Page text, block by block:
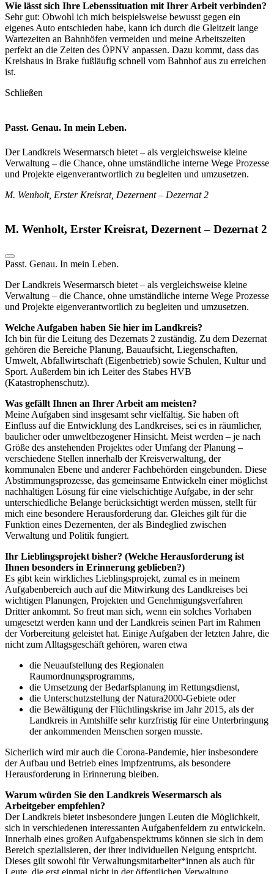
Wie lässt sich Ihre Lebenssituation mit Ihrer Arbeit verbinden?
Sehr gut: Obwohl ich mich beispielsweise bewusst gegen ein
eigenes Auto entschieden habe, kann ich durch die Gleitzeit lange
Wartezeiten an Bahnhöfen vermeiden und meine Arbeitszeiten
perfekt an die Zeiten des ÖPNV anpassen. Dazu kommt, dass das
Kreishaus in Brake fußläufig schnell vom Bahnhof aus zu erreichen
ist.
Schließen
Passt. Genau. In mein Leben.
Der Landkreis Wesermarsch bietet – als vergleichsweise kleine
Verwaltung – die Chance, ohne umständliche interne Wege Prozesse
und Projekte eigenverantwortlich zu begleiten und umzusetzen.
M. Wenholt, Erster Kreisrat, Dezernent – Dezernat 2
M. Wenholt, Erster Kreisrat, Dezernent – Dezernat 2
Passt. Genau. In mein Leben.
Der Landkreis Wesermarsch bietet – als vergleichsweise kleine
Verwaltung – die Chance, ohne umständliche interne Wege Prozesse
und Projekte eigenverantwortlich zu begleiten und umzusetzen.
Welche Aufgaben haben Sie hier im Landkreis?
Ich bin für die Leitung des Dezernats 2 zuständig. Zu dem Dezernat
gehören die Bereiche Planung, Bauaufsicht, Liegenschaften,
Umwelt, Abfallwirtschaft (Eigenbetrieb) sowie Schulen, Kultur und
Sport. Außerdem bin ich Leiter des Stabes HVB
(Katastrophenschutz).
Was gefällt Ihnen an Ihrer Arbeit am meisten?
Meine Aufgaben sind insgesamt sehr vielfältig. Sie haben oft
Einfluss auf die Entwicklung des Landkreises, sei es in räumlicher,
baulicher oder umweltbezogener Hinsicht. Meist werden – je nach
Größe des anstehenden Projektes oder Umfang der Planung –
verschiedene Stellen innerhalb der Kreisverwaltung, der
kommunalen Ebene und anderer Fachbehörden eingebunden. Diese
Abstimmungsprozesse, das gemeinsame Entwickeln einer möglichst
nachhaltigen Lösung für eine vielschichtige Aufgabe, in der sehr
unterschiedliche Belange berücksichtigt werden müssen, stellt für
mich eine besondere Herausforderung dar. Gleiches gilt für die
Funktion eines Dezernenten, der als Bindeglied zwischen
Verwaltung und Politik fungiert.
Ihr Lieblingsprojekt bisher? (Welche Herausforderung ist
Ihnen besonders in Erinnerung geblieben?)
Es gibt kein wirkliches Lieblingsprojekt, zumal es in meinem
Aufgabenbereich auch auf die Mitwirkung des Landkreises bei
wichtigen Planungen, Projekten und Genehmigungsverfahren
Dritter ankommt. So freut man sich, wenn ein solches Vorhaben
umgesetzt werden kann und der Landkreis seinen Part im Rahmen
der Vorbereitung geleistet hat. Einige Aufgaben der letzten Jahre, die
nicht zum Alltagsgeschäft gehören, waren etwa
die Neuaufstellung des Regionalen
Raumordnungsprogramms,
die Umsetzung der Bedarfsplanung im Rettungsdienst,
die Unterschutzstellung der Natura2000-Gebiete oder
die Bewältigung der Flüchtlingskrise im Jahr 2015, als der
Landkreis in Amtshilfe sehr kurzfristig für eine Unterbringung
der ankommenden Menschen sorgen musste.
Sicherlich wird mir auch die Corona-Pandemie, hier insbesondere
der Aufbau und Betrieb eines Impfzentrums, als besondere
Herausforderung in Erinnerung bleiben.
Warum würden Sie den Landkreis Wesermarsch als
Arbeitgeber empfehlen?
Der Landkreis bietet insbesondere jungen Leuten die Möglichkeit,
sich in verschiedenen interessanten Aufgabenfeldern zu entwickeln.
Innerhalb eines großen Aufgabenspektrums können sie sich in dem
Bereich spezialisieren, der ihrer individuellen Neigung entspricht.
Dieses gilt sowohl für Verwaltungsmitarbeiter*innen als auch für
Leute, die erst einmal nicht in der öffentlichen Verwaltung